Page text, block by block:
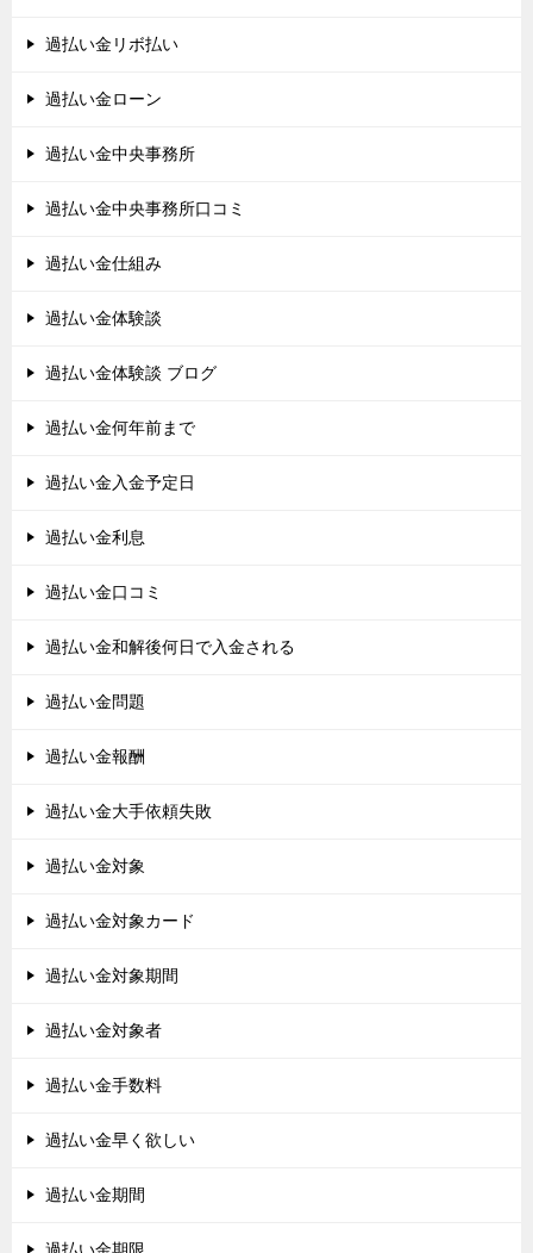
過払い金リボ払い
過払い金ローン
過払い金中央事務所
過払い金中央事務所口コミ
過払い金仕組み
過払い金体験談
過払い金体験談 ブログ
過払い金何年前まで
過払い金入金予定日
過払い金利息
過払い金口コミ
過払い金和解後何日で入金される
過払い金問題
過払い金報酬
過払い金大手依頼失敗
過払い金対象
過払い金対象カード
過払い金対象期間
過払い金対象者
過払い金手数料
過払い金早く欲しい
過払い金期間